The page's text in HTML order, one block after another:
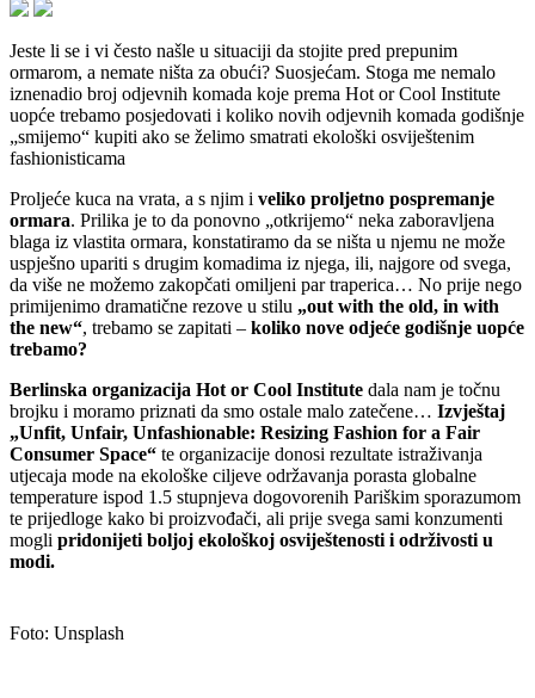
Jeste li se i vi često našle u situaciji da stojite pred prepunim
ormarom, a nemate ništa za obući? Suosjećam. Stoga me nemalo
iznenadio broj odjevnih komada koje prema Hot or Cool Institute
uopće trebamo posjedovati i koliko novih odjevnih komada godišnje
„smijemo“ kupiti ako se želimo smatrati ekološki osviještenim
fashionisticama
Proljeće kuca na vrata, a s njim i veliko proljetno pospremanje
ormara. Prilika je to da ponovno „otkrijemo“ neka zaboravljena
blaga iz vlastita ormara, konstatiramo da se ništa u njemu ne može
uspješno upariti s drugim komadima iz njega, ili, najgore od svega,
da više ne možemo zakopčati omiljeni par traperica… No prije nego
primijenimo dramatične rezove u stilu „out with the old, in with
the new“, trebamo se zapitati – koliko nove odjeće godišnje uopće
trebamo?
Berlinska organizacija Hot or Cool Institute dala nam je točnu
brojku i moramo priznati da smo ostale malo zatečene… Izvještaj
„Unfit, Unfair, Unfashionable: Resizing Fashion for a Fair
Consumer Space“ te organizacije donosi rezultate istraživanja
utjecaja mode na ekološke ciljeve održavanja porasta globalne
temperature ispod 1.5 stupnjeva dogovorenih Pariškim sporazumom
te prijedloge kako bi proizvođači, ali prije svega sami konzumenti
mogli pridonijeti boljoj ekološkoj osviještenosti i održivosti u
modi.
Foto: Unsplash